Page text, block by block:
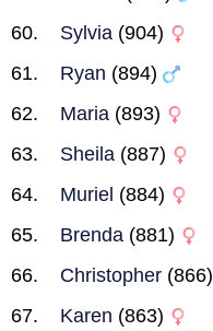
Sylvia (904)
Ryan (894)
Maria (893)
Sheila (887)
Muriel (884)
Brenda (881)
Christopher (866)
Karen (863)